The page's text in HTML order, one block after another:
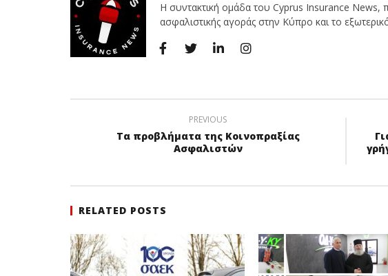
Η συντακτική ομάδα του Cyprus Insurance News,
ασφαλιστικής αγοράς στην Κύπρο και το
PREVIOUS
Τα προβλήματα της Κοινοπραξίας
Ασφαλιστών
RELATED POSTS